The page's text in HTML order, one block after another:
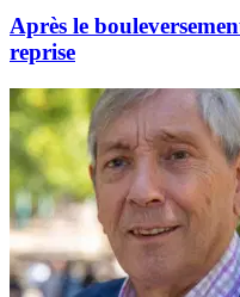
Après le
reprise